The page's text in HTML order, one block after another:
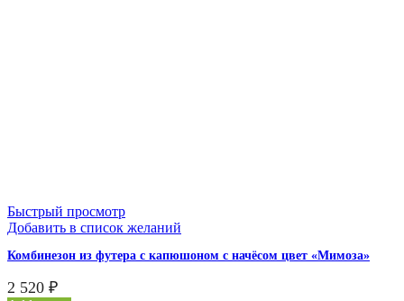
Быстрый просмотр
Добавить в список желаний
Комбинезон из футера с капюшоном с начёсом цвет «Мимоза»
2 520 ₽